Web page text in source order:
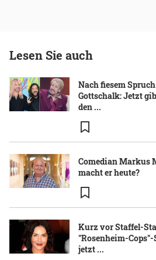
Lesen Sie auch
Nach fiesem
Gottschalk: Jetzt
den ...
Comedian Markus
macht er heute?
Kurz vor Staffel-
"Rosenheim-
jetzt ...